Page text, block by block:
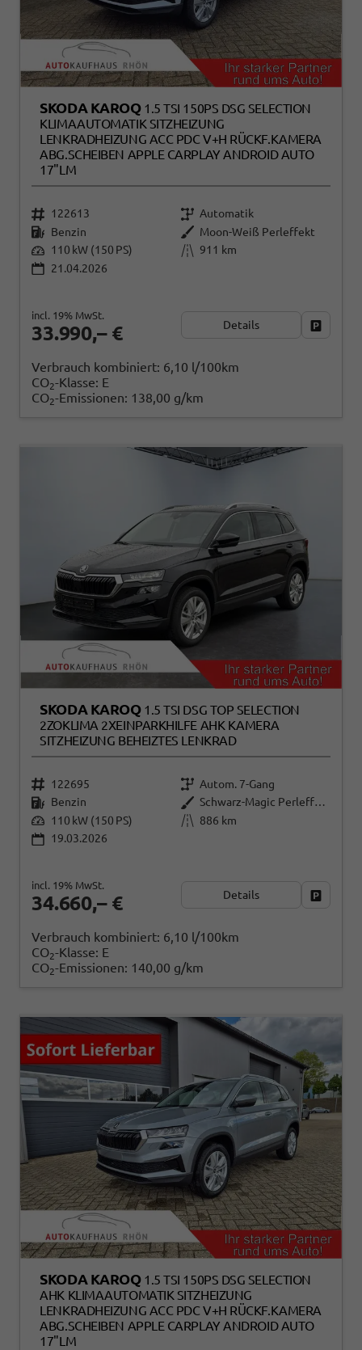
SKODA KAROQ 1.5 TSI 150PS DSG SELECTION
KLIMAAUTOMATIK SITZHEIZUNG
LENKRADHEIZUNG ACC PDC V+H RÜCKF.KAMERA
ABG.SCHEIBEN APPLE CARPLAY ANDROID AUTO
17"LM
122613
Automatik
Benzin
Moon-Weiß Perleffekt
110 kW (150 PS)
911 km
21.04.2026
33.990,– €
incl. 19% MwSt.
Details
Verbrauch kombiniert: 6,10 l/100km
CO2-Klasse: E
CO2-Emissionen: 138,00 g/km
SKODA KAROQ 1.5 TSI DSG TOP SELECTION
2ZOKLIMA 2XEINPARKHILFE AHK KAMERA
SITZHEIZUNG BEHEIZTES LENKRAD
122695
Autom. 7-Gang
Benzin
Schwarz-Magic Perleffekt
110 kW (150 PS)
886 km
19.03.2026
34.660,– €
incl. 19% MwSt.
Details
Verbrauch kombiniert: 6,10 l/100km
CO2-Klasse: E
CO2-Emissionen: 140,00 g/km
SKODA KAROQ 1.5 TSI 150PS DSG SELECTION
AHK KLIMAAUTOMATIK SITZHEIZUNG
LENKRADHEIZUNG ACC PDC V+H RÜCKF.KAMERA
ABG.SCHEIBEN APPLE CARPLAY ANDROID AUTO
17"LM